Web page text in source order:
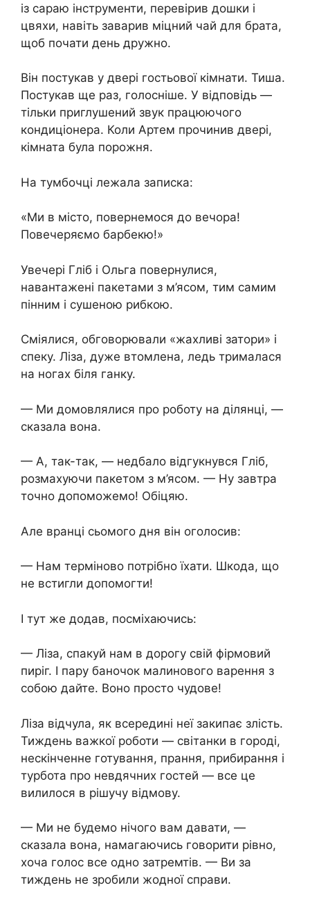
із сараю інструменти, перевірив дошки і
цвяхи, навіть заварив міцний чай для брата,
щоб почати день дружно.
Він постукав у двері гостьової кімнати. Тиша.
Постукав ще раз, голосніше. У відповідь —
тільки приглушений звук працюючого
кондиціонера. Коли Артем прочинив двері,
кімната була порожня.
На тумбочці лежала записка:
«Ми в місто, повернемося до вечора!
Повечеряємо барбекю!»
Увечері Гліб і Ольга повернулися,
навантажені пакетами з м’ясом, тим самим
пінним і сушеною рибкою.
Сміялися, обговорювали «жахливі затори» і
спеку. Ліза, дуже втомлена, ледь трималася
на ногах біля ганку.
— Ми домовлялися про роботу на ділянці, —
сказала вона.
— А, так-так, — недбало відгукнувся Гліб,
розмахуючи пакетом з м’ясом. — Ну завтра
точно допоможемо! Обіцяю.
Але вранці сьомого дня він оголосив:
— Нам терміново потрібно їхати. Шкода, що
не встигли допомогти!
І тут же додав, посміхаючись:
— Ліза, спакуй нам в дорогу свій фірмовий
пиріг. І пару баночок малинового варення з
собою дайте. Воно просто чудове!
Ліза відчула, як всередині неї закипає злість.
Тиждень важкої роботи — світанки в городі,
нескінченне готування, прання, прибирання і
турбота про невдячних гостей — все це
вилилося в рішучу відмову.
— Ми не будемо нічого вам давати, —
сказала вона, намагаючись говорити рівно,
хоча голос все одно затремтів. — Ви за
тиждень не зробили жодної справи.